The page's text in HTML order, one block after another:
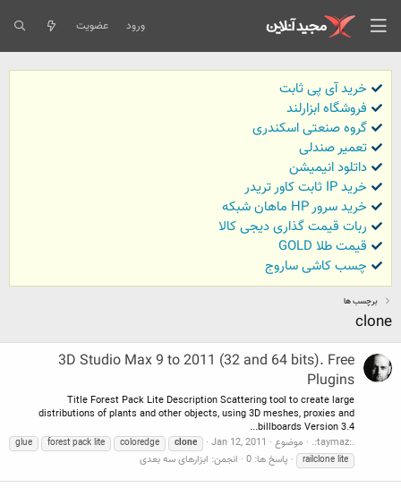
ورود عضویت
خرید آی پی ثابت
فروشگاه ابزارلند
گروه صنعتی اسکندری
تعمیر صندلی
داتلود انیمیشن
خرید IP ثابت کاور تریدر
خرید سرور HP ماهان شبکه
ربات قیمت گذاری دیجی کالا
قیمت طلا GOLD
چسب کاشی ساروج
برچسب ها
clone
3D Studio Max 9 to 2011 (32 and 64 bits). Free
Plugins
Title Forest Pack Lite Description Scattering tool to create large
distributions of plants and other objects, using 3D meshes, proxies and
billboards Version 3.4...
.:taymaz:.
موضوع Jan 12, 2011
clone
coloredge
forest pack lite
glue
railclone lite
پاسخ ها: 0 انجمن: ابزارهای سه بعدی